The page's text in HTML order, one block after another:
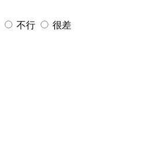
不行 很差